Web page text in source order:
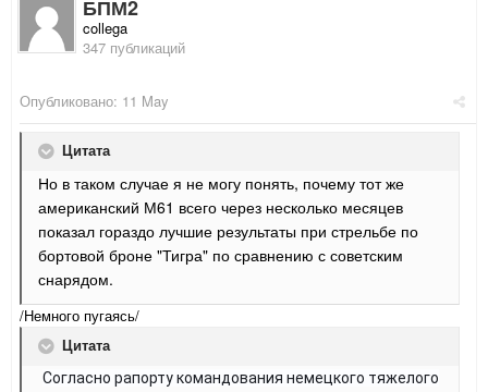
БПМ2
collega
347 публикаций
Опубликовано: 11 May
Цитата
Но в таком случае я не могу понять, почему тот же
американский М61 всего через несколько месяцев
показал гораздо лучшие результаты при стрельбе по
бортовой броне "Тигра" по сравнению с советским
снарядом.
/Немного пугаясь/
Цитата
Согласно рапорту командования немецкого тяжелого